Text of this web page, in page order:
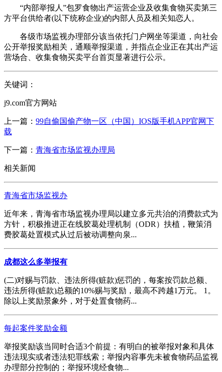
“内部举报人”包罗食物出产运营企业及收集食物买卖第三
方平台供给者(以下统称企业)的内部人员及相关知恋人。
各级市场监视办理部分该当依托门户网坐等渠道，向社会
公开举报奖励相关，通顺举报渠道，并指点企业正在其出产运
营场合、收集食物买卖平台首页显著进行公示。
关键词：
j9.com官方网站
上一篇： 99自偷国偷产物一区（中国）IOS版手机APP官网下
载
下一篇： 青海省市场监视办理局
相关新闻
青海省市场监视办
近年来，青海省市场监视办理局以建立多元共治的消费款式为
方针，积极推进正在线胶葛处理机制（ODR）扶植，鞭策消
费胶葛处置模式从过后被动调整向泉...
成都这么多举报有
(二)对赐与罚款、违法所得(赃款)惩罚的，每案按罚款总额、
违法所得(赃款)总额的10%赐与奖励，最高不跨越1万元。 1。
除以上奖励景象外，对于处置食物药...
每起案件奖励金额
举报奖励该当同时合适3个前提：有明白的被举报对象和具体
违法现实或者违法犯罪线索；举报内容事先未被食物药品监视
办理部分控制的；举报环境经食物...